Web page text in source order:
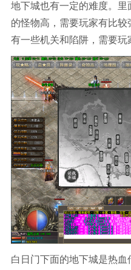
地下城也有一定的难度。
的怪物高，需要玩家有比
有一些机关和陷阱，需要玩
白日门下面的地下城是热